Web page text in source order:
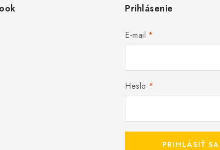
Prihlásenie
E-mail
Heslo
PRIHLÁSIŤ SA